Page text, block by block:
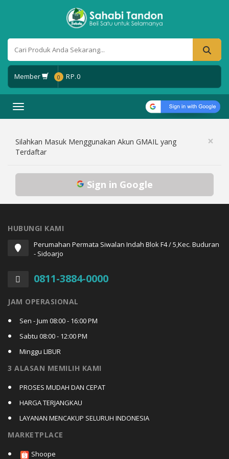
Member 0 RP.0
Toggle navigation
×
Silahkan Masuk Menggunakan Akun GMAIL yang
Terdaftar
Sign in Google
HUBUNGI KAMI
Perumahan Permata Siwalan Indah Blok F4 / 5,Kec. Buduran
- Sidoarjo
0811-3884-0000
JAM OPERASIONAL
Sen - Jum 08:00 - 16:00 PM
Sabtu 08:00 - 12:00 PM
Minggu LIBUR
3 ALASAN MEMILIH KAMI
PROSES MUDAH DAN CEPAT
HARGA TERJANGKAU
LAYANAN MENCAKUP SELURUH INDONESIA
MARKETPLACE
Shoope